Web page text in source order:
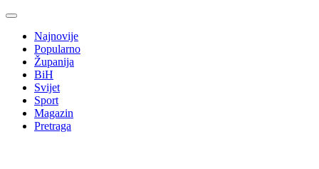
Najnovije
Popularno
Županija
BiH
Svijet
Sport
Magazin
Pretraga